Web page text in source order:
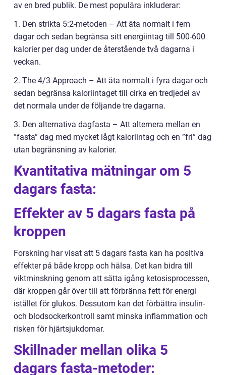
av en bred publik. De mest populära inkluderar:
1. Den strikta 5:2-metoden – Att äta normalt i fem
dagar och sedan begränsa sitt energiintag till 500-600
kalorier per dag under de återstående två dagarna i
veckan.
2. The 4/3 Approach – Att äta normalt i fyra dagar och
sedan begränsa kaloriintaget till cirka en tredjedel av
det normala under de följande tre dagarna.
3. Den alternativa dagfasta – Att alternera mellan en
”fasta” dag med mycket lågt kaloriintag och en ”fri” dag
utan begränsning av kalorier.
Kvantitativa mätningar om 5
dagars fasta:
Effekter av 5 dagars fasta på
kroppen
Forskning har visat att 5 dagars fasta kan ha positiva
effekter på både kropp och hälsa. Det kan bidra till
viktminskning genom att sätta igång ketosisprocessen,
där kroppen går över till att förbränna fett för energi
istället för glukos. Dessutom kan det förbättra insulin-
och blodsockerkontroll samt minska inflammation och
risken för hjärtsjukdomar.
Skillnader mellan olika 5
dagars fasta-metoder: